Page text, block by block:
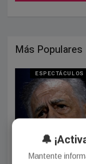
Más Populares
ESPECTÁCULOS
🔔
Mantente